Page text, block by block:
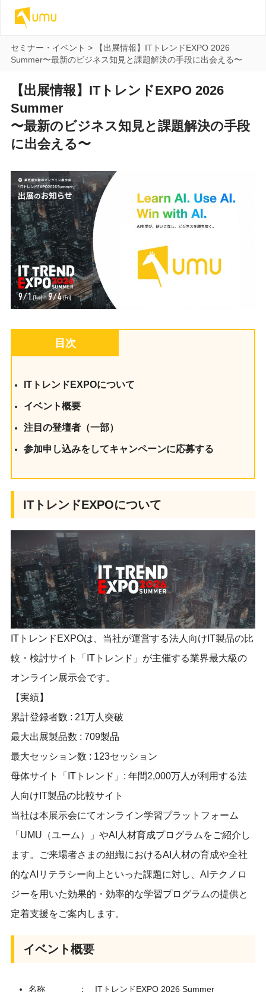
セミナー・イベント >
【出展情報】ITトレンドEXPO 2026
Summer〜最新のビジネス知見と課題解決の手段に出会える〜
【出展情報】ITトレンドEXPO 2026
Summer
〜最新のビジネス知見と課題解決の手段
に出会える〜
目次
ITトレンドEXPOについて
イベント概要
注目の登壇者（一部）
参加申し込みをしてキャンペーンに応募する
ITトレンドEXPOについて
ITトレンドEXPOは、当社が運営する法人向けIT製品の比
較・検討サイト「ITトレンド」が主催する業界最大級の
オンライン展示会です。
【実績】
累計登録者数 : 21万人突破
最大出展製品数 : 709製品
最大セッション数 : 123セッション
母体サイト「ITトレンド」: 年間2,000万人が利用する法
人向けIT製品の比較サイト
当社は本展示会にてオンライン学習プラットフォーム
「UMU（ユーム）」やAI人材育成プログラムをご紹介し
ます。ご来場者さまの組織におけるAI人材の育成や全社
的なAIリテラシー向上といった課題に対し、AIテクノロ
ジーを用いた効果的・効率的な学習プログラムの提供と
定着支援をご案内します。
イベント概要
名称 ： ITトレンドEXPO 2026 Summer